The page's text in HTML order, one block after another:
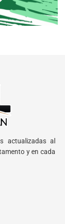
actualizadas al
y en cada